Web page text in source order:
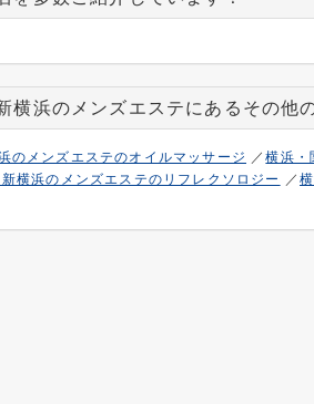
横浜のメンズエステにあるその他
のメンズエステのオイルマッサージ ／横浜・
横浜のメンズエステのリフレクソロジー ／